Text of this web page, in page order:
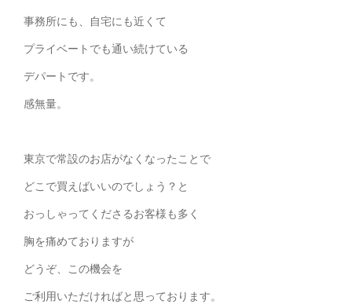
事務所にも、自宅にも近くて
プライベートでも通い続けている
デパートです。
感無量。
東京で常設のお店がなくなったことで
どこで買えばいいのでしょう？と
おっしゃってくださるお客様も多く
胸を痛めておりますが
どうぞ、この機会を
ご利用いただければと思っております。